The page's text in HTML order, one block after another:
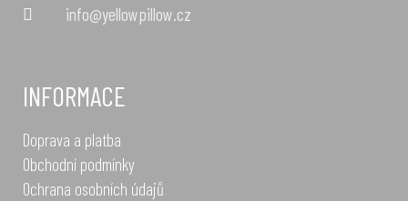
info@yellowpillow.cz
INFORMACE
Doprava a platba
Obchodní podmínky
Ochrana osobních údajů